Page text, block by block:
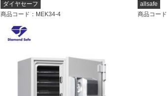
ダイヤセーフ
商品コード ：MEK34-4
allsafe
商品コード